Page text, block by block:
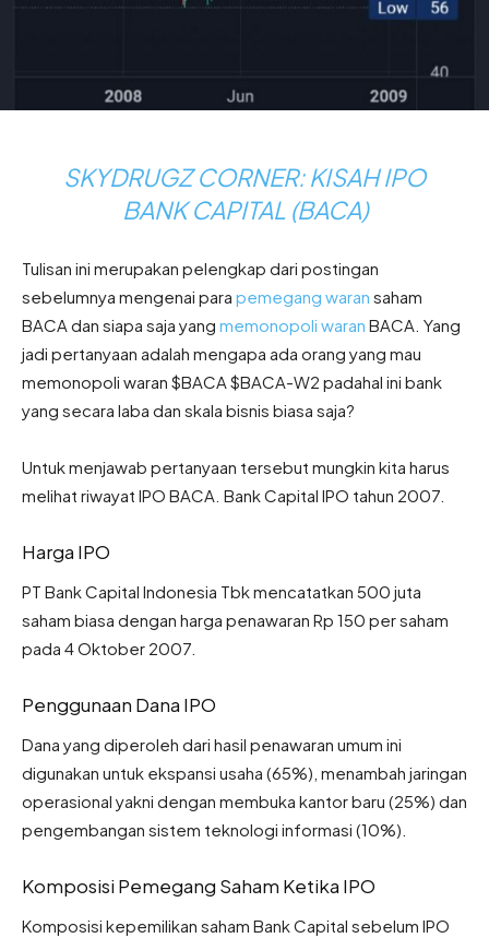
SKYDRUGZ CORNER: KISAH IPO
BANK CAPITAL (BACA)
Tulisan ini merupakan pelengkap dari postingan
sebelumnya mengenai para pemegang waran saham
BACA dan siapa saja yang memonopoli waran BACA. Yang
jadi pertanyaan adalah mengapa ada orang yang mau
memonopoli waran $BACA $BACA-W2 padahal ini bank
yang secara laba dan skala bisnis biasa saja?
Untuk menjawab pertanyaan tersebut mungkin kita harus
melihat riwayat IPO BACA. Bank Capital IPO tahun 2007.
Harga IPO
PT Bank Capital Indonesia Tbk mencatatkan 500 juta
saham biasa dengan harga penawaran Rp 150 per saham
pada 4 Oktober 2007.
Penggunaan Dana IPO
Dana yang diperoleh dari hasil penawaran umum ini
digunakan untuk ekspansi usaha (65%), menambah jaringan
operasional yakni dengan membuka kantor baru (25%) dan
pengembangan sistem teknologi informasi (10%).
Komposisi Pemegang Saham Ketika IPO
Komposisi kepemilikan saham Bank Capital sebelum IPO